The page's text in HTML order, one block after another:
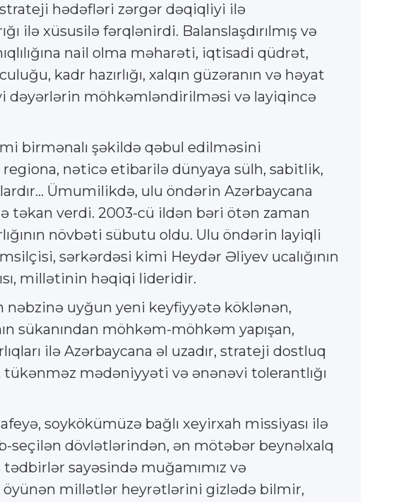
strateji hədəfləri zərgər dəqiqliyi ilə
ilə xüsusilə fərqlənirdi. Balanslaşdırılmış və
nail olma məharəti, iqtisadi qüdrət,
kadr hazırlığı, xalqın güzəranın və həyat
dəyərlərin möhkəmləndirilməsi və layiqincə
birmənalı şəkildə qəbul edilməsini
nəticə etibarilə dünyaya sülh, sabitlik,
Ümumilikdə, ulu öndərin Azərbaycana
verdi. 2003-cü ildən bəri ötən zaman
növbəti sübutu oldu. Ulu öndərin layiqli
sərkərdəsi kimi Heydər Əliyev ucalığının
millətinin həqiqi lideridir.
nəbzinə uyğun yeni keyfiyyətə köklənən,
sükanından möhkəm-möhkəm yapışan,
ilə Azərbaycana əl uzadır, strateji dostluq
mədəniyyəti və ənənəvi tolerantlığı
soykökümüzə bağlı xeyirxah missiyası ilə
seçilən dövlətlərindən, ən mötəbər beynəlxalq
sayəsində muğamımız və
millətlər heyrətlərini gizlədə bilmir,